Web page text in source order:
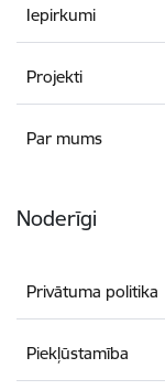
Iepirkumi
Projekti
Par mums
Noderīgi
Privātuma politika
Piekļūstamība